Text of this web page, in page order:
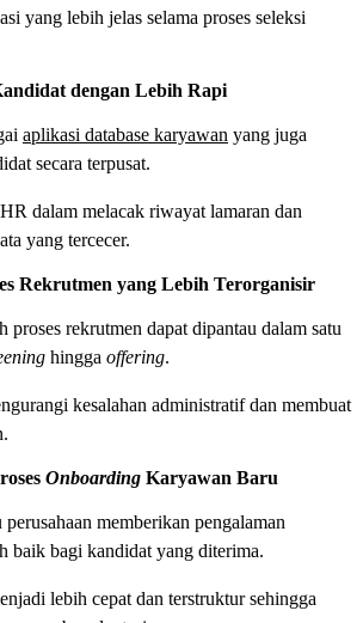
yang lebih jelas selama proses seleksi
dengan Lebih Rapi
aplikasi database karyawan yang juga
secara terpusat.
dalam melacak riwayat lamaran dan
yang tercecer.
Rekrutmen yang Lebih Terorganisir
rekrutmen dapat dipantau dalam satu
hingga offering.
kesalahan administratif dan membuat
Onboarding Karyawan Baru
memberikan pengalaman
baik bagi kandidat yang diterima.
lebih cepat dan terstruktur sehingga